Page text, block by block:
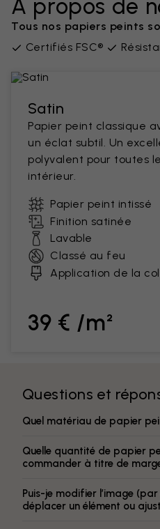
À propos de
Tous nos papiers peints
Certifiés FSC®
Satin
Papier peint classique
un éclat subtil. Un
polyvalent pour toutes
intérieur.
Papier peint intissé
Finition satinée
Lavable
Classé au feu
Application de la
39 € /m²
Questions et
Quel matériau de papier
Quelle quantité de papier
commander à titre de
Puis-je modifier l’image
déplacer un élément ou